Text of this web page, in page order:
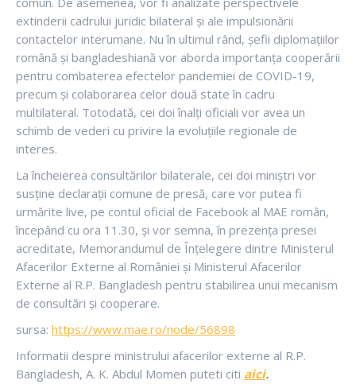
extinderii cadrului juridic bilateral și ale impulsionării
contactelor interumane. Nu în ultimul rând, șefii diplomațiilor
română și bangladeshiană vor aborda importanța cooperării
pentru combaterea efectelor pandemiei de COVID-19,
precum și colaborarea celor două state în cadru
multilateral. Totodată, cei doi înalți oficiali vor avea un
schimb de vederi cu privire la evoluțiile regionale de
interes.
La încheierea consultărilor bilaterale, cei doi miniștri vor
susține declarații comune de presă, care vor putea fi
urmărite live, pe contul oficial de Facebook al MAE român,
începând cu ora 11.30, și vor semna, în prezența presei
acreditate, Memorandumul de Înțelegere dintre Ministerul
Afacerilor Externe al României și Ministerul Afacerilor
Externe al R.P. Bangladesh pentru stabilirea unui mecanism
de consultări și cooperare.
sursa: https://www.mae.ro/node/56898
Informatii despre ministrului afacerilor externe al R.P.
Bangladesh, A. K. Abdul Momen puteti citi aici.